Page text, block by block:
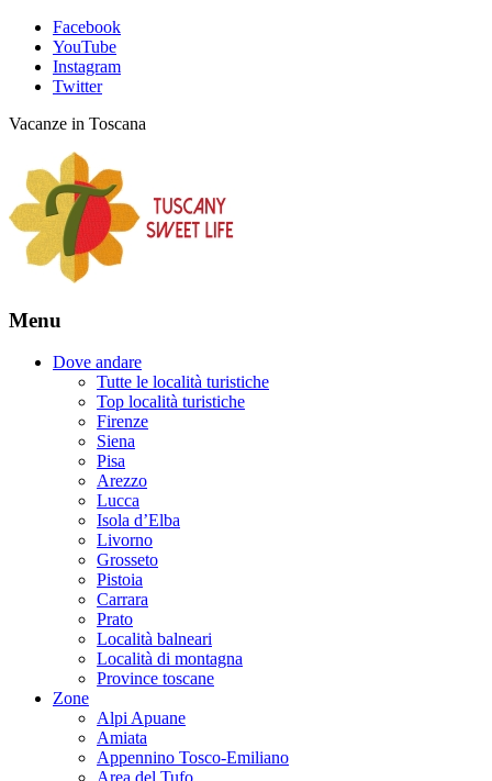
Facebook
YouTube
Instagram
Twitter
Vacanze in Toscana
Menu
Dove andare
Tutte le località turistiche
Top località turistiche
Firenze
Siena
Pisa
Arezzo
Lucca
Isola d’Elba
Livorno
Grosseto
Pistoia
Carrara
Prato
Località balneari
Località di montagna
Province toscane
Zone
Alpi Apuane
Amiata
Appennino Tosco-Emiliano